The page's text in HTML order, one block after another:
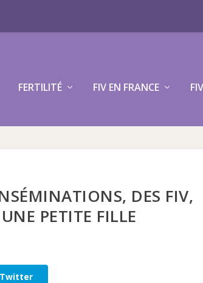
FERTILITÉ FIV EN FRANCE
DES FIV,
PETITE FILLE
Twitter